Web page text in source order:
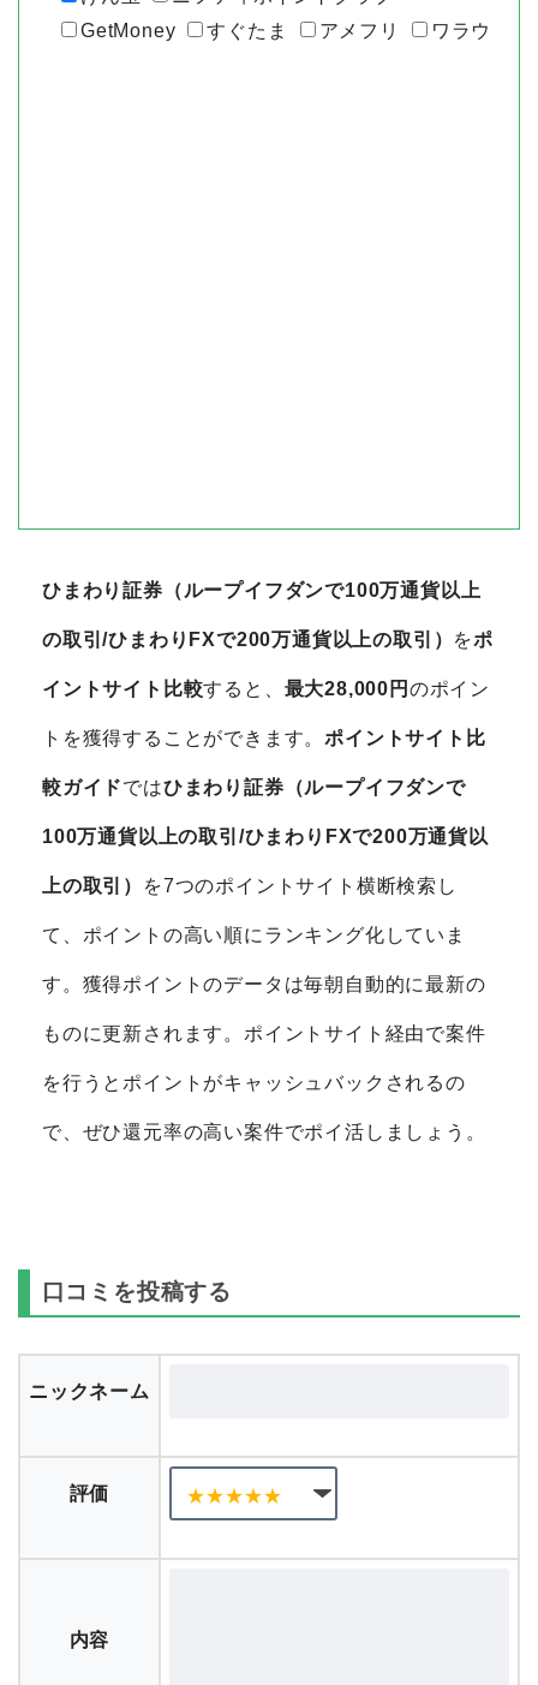
GetMoney
すぐたま アメフリ ワラウ
ひまわり証券（ループイフダンで100万通貨以上
の取引/ひまわりFXで200万通貨以上の取引） をポ
イントサイト比較すると、 最大28,000円 のポイン
トを獲得することができます。ポイントサイト比
較ガイドではひまわり証券（ループイフダンで
100万通貨以上の取引/ひまわりFXで200万通貨以
上の取引） を7つのポイントサイト横断検索し
て、ポイントの高い順にランキング化していま
す。獲得ポイントのデータは毎朝自動的に最新の
ものに更新されます。ポイントサイト経由で案件
を行うとポイントがキャッシュバックされるの
で、ぜひ還元率の高い案件でポイ活しましょう。
口コミを投稿する
ニックネーム
評価
内容